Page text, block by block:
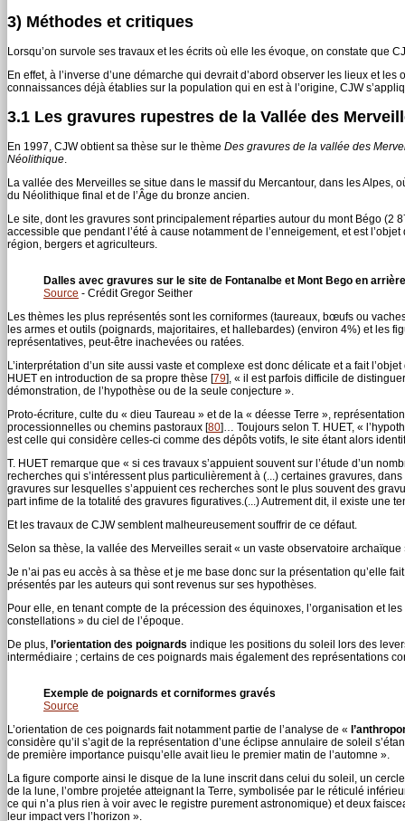
3) Méthodes et critiques
Lorsqu’on survole ses travaux et les écrits où elle les évoque, on constate que
En effet, à l’inverse d’une démarche qui devrait d’abord observer les lieux et
connaissances déjà établies sur la population qui en est à l’origine, CJW
3.1 Les gravures rupestres de la Vallée des
En 1997, CJW obtient sa thèse sur le thème Des gravures de la vallée des
Néolithique
La vallée des Merveilles se situe dans le massif du Mercantour, dans les
du Néolithique final et de l’Âge du bronze ancien.
Le site, dont les gravures sont principalement réparties autour du mont Bégo (2
accessible que pendant l’été à cause notamment de l’enneigement, et est
région, bergers et agriculteurs.
Dalles avec gravures sur le site de Fontanalbe et Mont Bego en
Source - Crédit Gregor Seither
Les thèmes les plus représentés sont les corniformes (taureaux, bœufs ou
les armes et outils (poignards, majoritaires, et hallebardes) (environ 4%) et les
représentatives, peut-être inachevées ou ratées.
L’interprétation d’un site aussi vaste et complexe est donc délicate et a fait
HUET en introduction de sa propre thèse [79] , « il est parfois difficile de
démonstration, de l’hypothèse ou de la seule conjecture ».
Proto-écriture, culte du « dieu Taureau » et de la « déesse Terre »,
processionnelles ou chemins pastoraux [80] … Toujours selon T. HUET, «
est celle qui considère celles-ci comme des dépôts votifs, le site étant alors
T. HUET remarque que « si ces travaux s’appuient souvent sur l’étude d’un
recherches qui s’intéressent plus particulièrement à (...) certaines gravures,
gravures sur lesquelles s’appuient ces recherches sont le plus souvent des
part infime de la totalité des gravures figuratives.(...) Autrement dit, il existe une
Et les travaux de CJW semblent malheureusement souffrir de ce défaut.
Selon sa thèse, la vallée des Merveilles serait « un vaste observatoire
Je n’ai pas eu accès à sa thèse et je me base donc sur la présentation qu’elle
présentés par les auteurs qui sont revenus sur ses hypothèses.
Pour elle, en tenant compte de la précession des équinoxes, l’organisation et
constellations » du ciel de l’époque.
De plus, l’orientation des poignards indique les positions du soleil lors des
intermédiaire ; certains de ces poignards mais également des représentations
Exemple de poignards et corniformes gravés
Source
L’orientation de ces poignards fait notamment partie de l’analyse de «
considère qu’il s’agit de la représentation d’une éclipse annulaire de soleil
de première importance puisqu’elle avait lieu le premier matin de l’automne ».
La figure comporte ainsi le disque de la lune inscrit dans celui du soleil, un
de la lune, l’ombre projetée atteignant la Terre, symbolisée par le réticulé
ce qui n’a plus rien à voir avec le registre purement astronomique) et deux
leur impact vers l’horizon ».